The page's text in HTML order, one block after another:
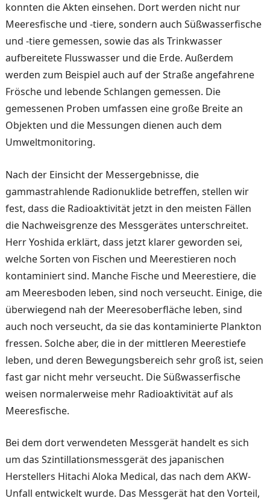
konnten die Akten einsehen. Dort werden nicht nur
Meeresfische und -tiere, sondern auch Süßwas­serfische
und -tiere gemessen, sowie das als Trinkwasser
aufbereitete Flusswasser und die Erde. Außerdem
werden zum Beispiel auch auf der Straße angefahrene
Frösche und lebende Schlangen ge­messen. Die
gemessenen Pro­ben umfassen eine große Brei­te an
Objekten und die Mes­sungen dienen auch dem
Umweltmonitoring.
Nach der Einsicht der Messer­gebnisse, die
gammastrahlen­de Radionuklide betreffen, stellen wir
fest, dass die Radi­oaktivität jetzt in den meisten Fällen
die Nachweisgrenze des Messgerätes unterschreitet.
Herr Yoshida erklärt, dass jetzt klarer ge­worden sei,
welche Sorten von Fischen und Meerestieren noch
kontaminiert sind. Man­che Fische und Meerestiere, die
am Meeresboden leben, sind noch verseucht. Einige, die
überwiegend nah der Mee­resoberfläche leben, sind
auch noch verseucht, da sie das kontaminierte Plankton
fres­sen. Solche aber, die in der mittleren Meerestiefe
leben, und deren Bewegungsbereich sehr groß ist, seien
fast gar nicht mehr verseucht. Die Süßwasserfische
weisen nor­malerweise mehr Radioaktivi­tät auf als
Meeresfische.
Bei dem dort verwendeten Messgerät handelt es sich
um das Szintillationsmessgerät des japanischen
Herstellers Hitachi Aloka Medical, das nach dem AKW-
Unfall entwickelt wurde. Das Messgerät hat den Vor­teil,